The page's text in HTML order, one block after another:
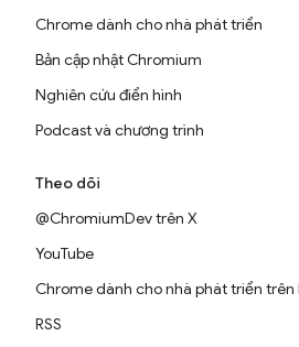
Chrome dành cho nhà phát triển
Bản cập nhật Chromium
Nghiên cứu điển hình
Podcast và chương trình
Theo dõi
@ChromiumDev trên X
YouTube
Chrome dành cho nhà phát triển trên
RSS